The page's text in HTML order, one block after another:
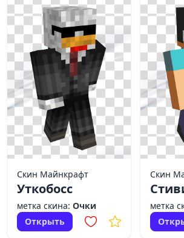
Скин Майнкрафт
Уткобосс
метка скина: Очки
Открыть
Скин
метка